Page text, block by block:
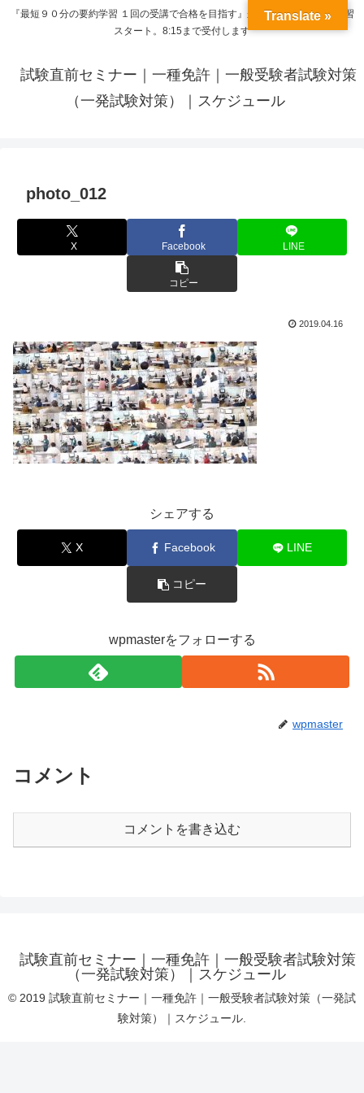
『最短９０分の要約学習 １回の受講で合格を目指す』来呼応した時間から学習
スタート。8:15まで受付します
試験直前セミナー｜一種免許｜一般受験者試験対策
（一発試験対策）｜スケジュール
photo_012
X Facebook LINE
コピー
2019.04.16
シェアする
X Facebook LINE
コピー
wpmasterをフォローする
wpmaster
コメント
コメントを書き込む
試験直前セミナー｜一種免許｜一般受験者試験対策
（一発試験対策）｜スケジュール
© 2019 試験直前セミナー｜一種免許｜一般受験者試験対策（一発試
験対策）｜スケジュール.
Translate »